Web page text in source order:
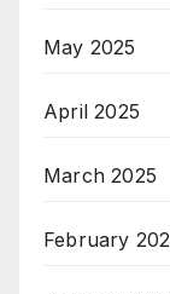
May 2025
April 2025
March 2025
February